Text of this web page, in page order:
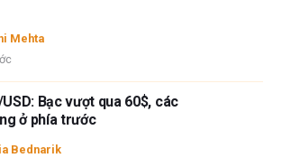
Mehta
Bạc vượt qua 60$, các
ở phía trước
Bednarik